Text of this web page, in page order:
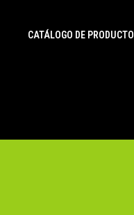
CATÁLOGO DE PRODUCTO